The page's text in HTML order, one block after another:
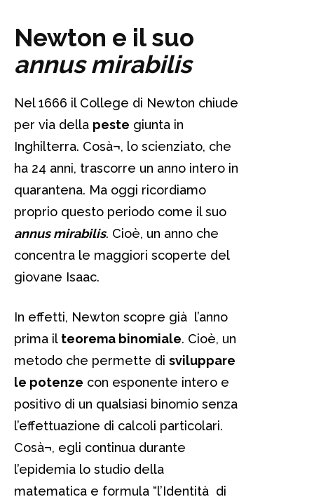
Newton e il suo
annus mirabilis
Nel 1666 il College di Newton chiude
per via della peste giunta in
Inghilterra. Cosà¬, lo scienziato, che
ha 24 anni, trascorre un anno intero in
quarantena. Ma oggi ricordiamo
proprio questo periodo come il suo
annus mirabilis. Cioè, un anno che
concentra le maggiori scoperte del
giovane Isaac.
In effetti, Newton scopre già l’anno
prima il teorema binomiale. Cioè, un
metodo che permette di sviluppare
le potenze con esponente intero e
positivo di un qualsiasi binomio senza
l’effettuazione di calcoli particolari.
Cosà¬, egli continua durante
l’epidemia lo studio della
matematica e formula “l’Identità di